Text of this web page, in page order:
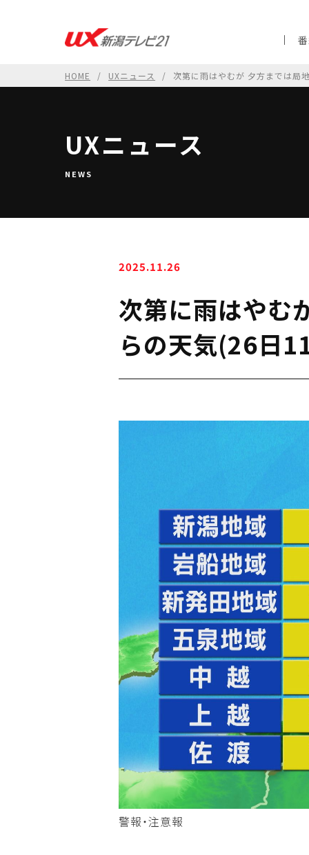
HOME UXニュース 次第に雨はやむが 夕方までは局
UXニュース
NEWS
2025.11.26
次第に雨はやむ
らの天気(26日
警報・注意報